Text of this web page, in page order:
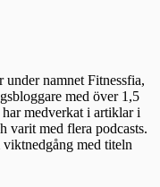
namnet Fitnessfia,
med över 1,5
medverkat i artiklar i
varit med flera podcasts.
med titeln